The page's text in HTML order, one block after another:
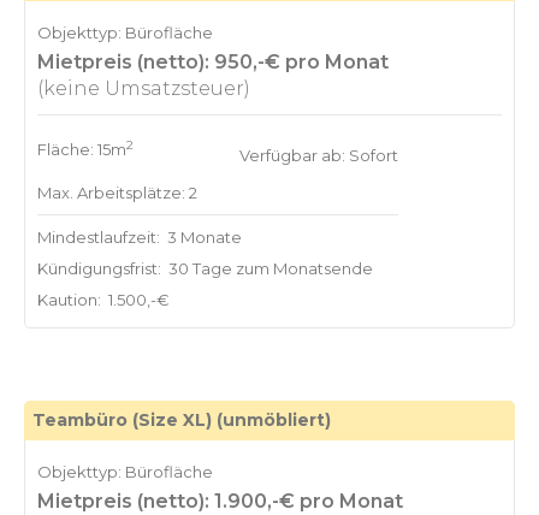
Objekttyp: Bürofläche
Mietpreis (netto): 950,-€ pro Monat
(keine Umsatzsteuer)
Fläche: 15m2
Max. Arbeitsplätze: 2
Verfügbar ab: Sofort
Mindestlaufzeit: 3 Monate
Kündigungsfrist: 30 Tage zum Monatsende
Kaution: 1.500,-€
Teambüro (Size XL) (unmöbliert)
Objekttyp: Bürofläche
Mietpreis (netto): 1.900,-€ pro Monat